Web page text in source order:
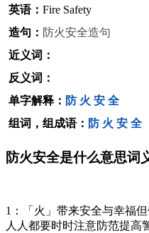
英语： Fire Safety
造句： 防火安全造句
近义词：
反义词：
单字解释： 防 火 安 全
组词，组成语： 防 火 安 全
防火安全是什么意思词
1：「火」带来安全与幸福
人人都要时时注意防范提高